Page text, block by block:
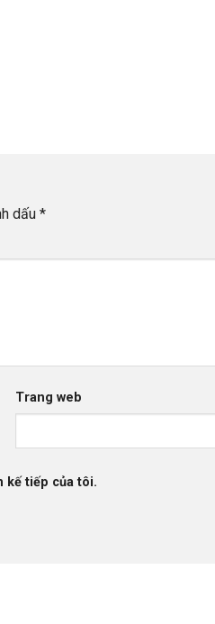
dấu *
Trang web
kế tiếp của tôi.